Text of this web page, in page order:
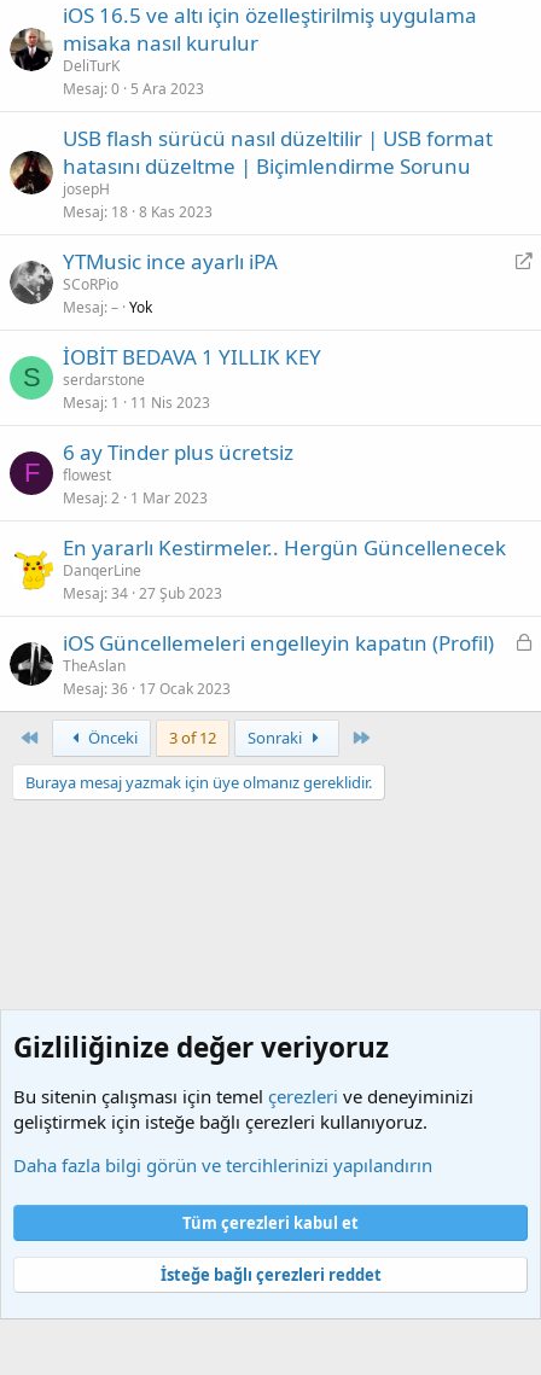
iOS 16.5 ve altı için özelleştirilmiş uygulama
misaka nasıl kurulur
DeliTurK
Mesaj 0 5 Ara 2023
USB flash sürücü nasıl düzeltilir | USB format
hatasını düzeltme | Biçimlendirme Sorunu
josepH
Mesaj 18 8 Kas 2023
Y
YTMusic ince ayarlı iPA
SCoRPio
Mesaj – Yok
S
İOBİT BEDAVA 1 YILLIK KEY
serdarstone
Mesaj 1 11 Nis 2023
F
6 ay Tinder plus ücretsiz
flowest
Mesaj 2 1 Mar 2023
En yararlı Kestirmeler.. Hergün Güncellenecek
DanqerLine
Mesaj 34 27 Şub 2023
K
i
iOS Güncellemeleri engelleyin kapatın (Profil)
TheAslan
Mesaj 36 17 Ocak 2023
Birinci Önceki 3 of 12 Sonraki
Buraya mesaj yazmak için üye olmanız gereklidir.
Şartlar ve kurallar
Gizlilik politikası
Yardım
Ana sayfa
S
S
Community platform by XenForo® © 2010-2025 XenForo Ltd.
Gizliliğinize değer veriyoruz
Bu sitenin çalışması için temel çerezleri ve deneyiminizi
geliştirmek için isteğe bağlı çerezleri kullanıyoruz.
Daha fazla bilgi görün ve tercihlerinizi yapılandırın
Tüm çerezleri kabul et
İsteğe bağlı çerezleri reddet